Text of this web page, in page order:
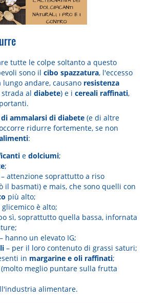
tutte le colpe soltanto a questo
sono ilcibo spazzatura, l'eccesso
lungo andare, causano resistenza
strada aldiabete) e icereali raffinati,
ammalarsi di diabete (e di altre
ridurre fortemente, se non
:
edolciumi;
;
– attenzione soprattutto a riso
il basmati) e mais, che sono quelli con
più alto;
è alto;
sì, soprattutto quella bassa, infornata
hanno un elevato IG;
– per il loro contenuto di grassi saturi;
in margarine e oli raffinati;
(molto meglio puntare sulla frutta
alimentare.